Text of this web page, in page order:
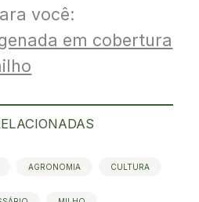
você:
em cobertura
AGRONOMIA CULTURA